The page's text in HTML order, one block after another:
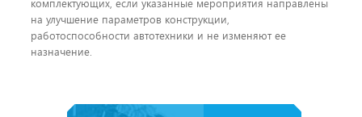
комплектующих, если указанные мероприятия направлены
на улучшение параметров конструкции,
работоспособности автотехники и не изменяют ее
назначение.